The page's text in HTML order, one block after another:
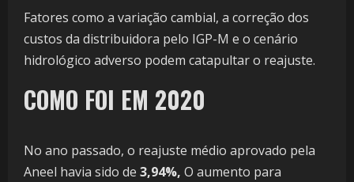
Fatores como a variação cambial, a correção dos
custos da distribuidora pelo IGP-M e o cenário
hidrológico adverso podem catapultar o reajuste.
COMO FOI EM 2020
No ano passado, o reajuste médio aprovado pela
Aneel havia sido de 3,94%, O aumento para